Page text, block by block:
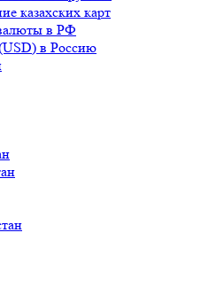
казахских карт
в РФ
в Россию